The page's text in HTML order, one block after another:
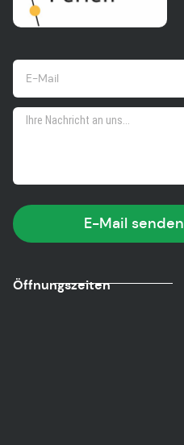
E-Mail senden
Öffnungszeiten